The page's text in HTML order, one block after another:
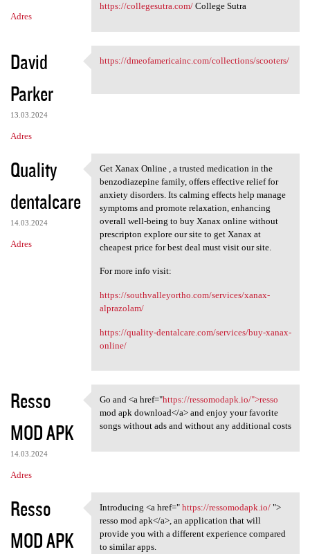
Adres
https://collegesutra.com/College Sutra
David
Parker
13.03.2024
Adres
https://dmeofamericainc.com
https://dmeofamericainc.com/collections/scooters/
Quality
dentalcare
14.03.2024
Adres
Get Xanax Online , a trusted
Get Xanax Online , a trusted medication in the
benzodiazepine family, offers effective relief for
anxiety disorders. Its calming effects help manage
symptoms and promote relaxation, enhancing
overall well-being to buy Xanax online without
prescripton explore our site to get Xanax at
cheapest price for best deal must visit our site.
For more info visit:
https://southvalleyortho.com/services/xanax-
alprazolam/
https://quality-dentalcare.com/services/buy-xanax-
online/
Resso
MOD APK
14.03.2024
Adres
Go and <a href="https:/
Go and <a href="https://ressomodapk.io/">resso
mod apk download</a> and enjoy your favorite
songs without ads and without any additional costs
Resso
MOD APK
Introducing <a href=" https:/
Introducing <a href=" https://ressomodapk.io/">
resso mod apk</a>, an application that will
provide you with a different experience compared
to similar apps.